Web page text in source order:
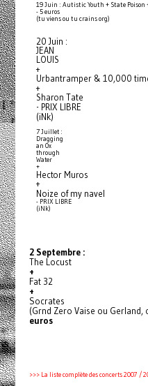
19 Juin : Autistic Youth + State Poison
- 5 euros
(tu viens ou tu crains org)
20 Juin :
JEAN
LOUIS
+
Urbantramper & 10,000
+
Sharon Tate
- PRIX LIBRE
(iNk)
7 Juillet :
Dragging
an Ox
through
Water
+
Hector Muros
+
Noize of my navel
- PRIX LIBRE
(iNk)
2 Septembre :
The Locust
+
Fat 32
+
Socrates
(Grnd Zero Vaise ou Gerland,
euros
>>> La liste complète des concerts 2007 /